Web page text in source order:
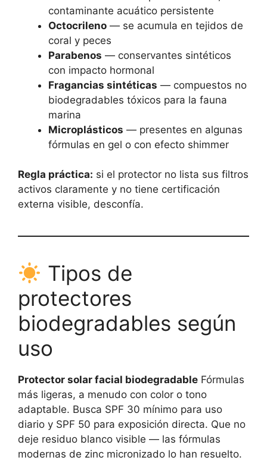
contaminante acuático persistente
Octocrileno — se acumula en tejidos de
coral y peces
Parabenos — conservantes sintéticos
con impacto hormonal
Fragancias sintéticas — compuestos no
biodegradables tóxicos para la fauna
marina
Microplásticos — presentes en algunas
fórmulas en gel o con efecto shimmer
Regla práctica: si el protector no lista sus filtros
activos claramente y no tiene certificación
externa visible, desconfía.
Tipos de
protectores
biodegradables según
uso
Protector solar facial biodegradable Fórmulas
más ligeras, a menudo con color o tono
adaptable. Busca SPF 30 mínimo para uso
diario y SPF 50 para exposición directa. Que no
deje residuo blanco visible — las fórmulas
modernas de zinc micronizado lo han resuelto.